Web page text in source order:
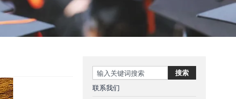
Search 搜索
联系我们